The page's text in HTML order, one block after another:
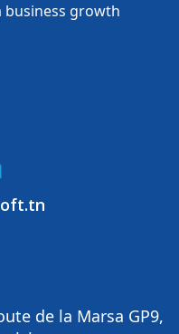
business growth
de la Marsa GP9,